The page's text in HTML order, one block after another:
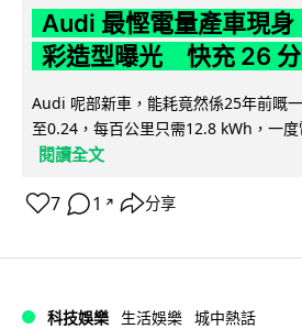
Audi 最慳電量產車現
彩造型曝光 快充 26 分
Audi 呢部新車，能耗竟然係25年前嘅
至0.24，每百公里只需12.8 kWh，一
閱讀全文
7 1 ↗ 分享
科技娛樂 生活娛樂 城中熱話